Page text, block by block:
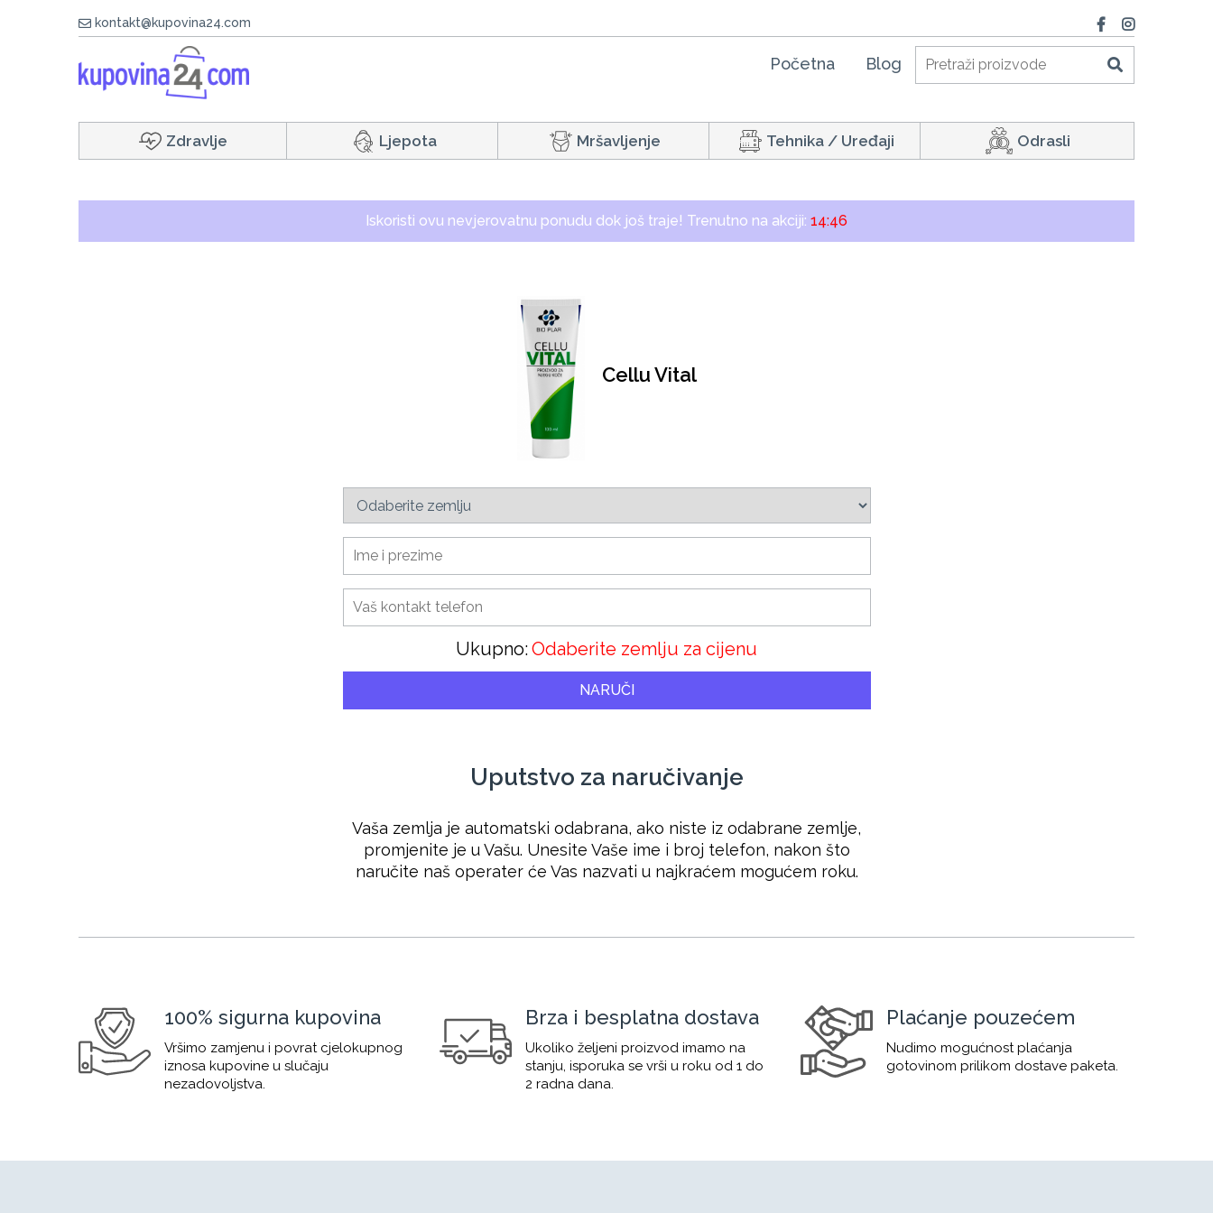
kontakt@kupovina24.com
Početna Blog
Zdravlje Ljepota Mršavljenje Tehnika / Uređaji Odrasli
Iskoristi ovu nevjerovatnu ponudu dok još traje! Trenutno na akciji: 14:46
Cellu Vital
Ukupno:Odaberite zemlju za cijenu
NARUČI
Uputstvo za naručivanje
Vaša zemlja je automatski odabrana, ako niste iz odabrane zemlje,
promjenite je u Vašu. Unesite Vaše ime i broj telefon, nakon što
naručite naš operater će Vas nazvati u najkraćem mogućem roku.
100% sigurna kupovina
Vršimo zamjenu i povrat cjelokupnog
iznosa kupovine u slučaju
nezadovoljstva.
Brza i besplatna dostava
Ukoliko željeni proizvod imamo na
stanju, isporuka se vrši u roku od 1 do
2 radna dana.
Plaćanje pouzećem
Nudimo mogućnost plaćanja
gotovinom prilikom dostave paketa.